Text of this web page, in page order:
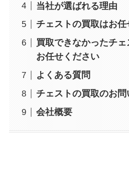
当社が選ばれる理由
チェストの買取はお
買取できなかったチ
お任せください
よくある質問
チェストの買取のお
会社概要